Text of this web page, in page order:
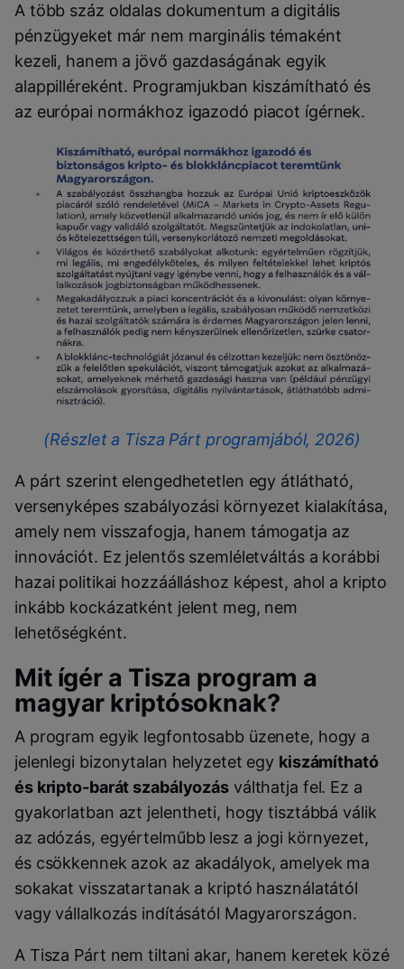
A több száz oldalas dokumentum a digitális
pénzügyeket már nem marginális témaként
kezeli, hanem a jövő gazdaságának egyik
alappilléreként. Programjukban kiszámítható és
az európai normákhoz igazodó piacot ígérnek.
(Részlet a Tisza Párt programjából, 2026)
A párt szerint elengedhetetlen egy átlátható,
versenyképes szabályozási környezet kialakítása,
amely nem visszafogja, hanem támogatja az
innovációt. Ez jelentős szemléletváltás a korábbi
hazai politikai hozzáálláshoz képest, ahol a kripto
inkább kockázatként jelent meg, nem
lehetőségként.
Mit ígér a Tisza program a
magyar kriptósoknak?
A program egyik legfontosabb üzenete, hogy a
jelenlegi bizonytalan helyzetet egy kiszámítható
és kripto-barát szabályozásválthatja fel. Ez a
gyakorlatban azt jelentheti, hogy tisztábbá válik
az adózás, egyértelműbb lesz a jogi környezet,
és csökkennek azok az akadályok, amelyek ma
sokakat visszatartanak a kriptó használatától
vagy vállalkozás indításától Magyarországon.
A Tisza Párt nem tiltani akar, hanem keretek közé